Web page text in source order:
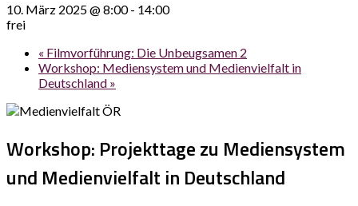
10. März 2025 @ 8:00- 14:00
frei
« Filmvorführung: Die Unbeugsamen 2
Workshop: Mediensystem und Medienvielfalt in
Deutschland »
Workshop: Projekttage zu Mediensystem
und Medienvielfalt in Deutschland